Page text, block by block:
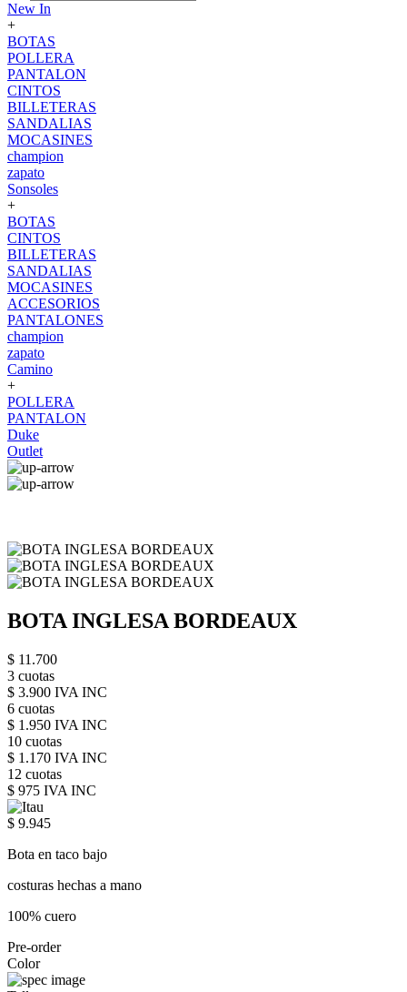
New In
+
BOTAS
POLLERA
PANTALON
CINTOS
BILLETERAS
SANDALIAS
MOCASINES
champion
zapato
Sonsoles
+
BOTAS
CINTOS
BILLETERAS
SANDALIAS
MOCASINES
ACCESORIOS
PANTALONES
champion
zapato
Camino
+
POLLERA
PANTALON
Duke
Outlet
BOTA INGLESA BORDEAUX
$ 11.700
3 cuotas
$ 3.900 IVA INC
6 cuotas
$ 1.950 IVA INC
10 cuotas
$ 1.170 IVA INC
12 cuotas
$ 975 IVA INC
$ 9.945
Bota en taco bajo
costuras hechas a mano
100% cuero
Pre-order
Color